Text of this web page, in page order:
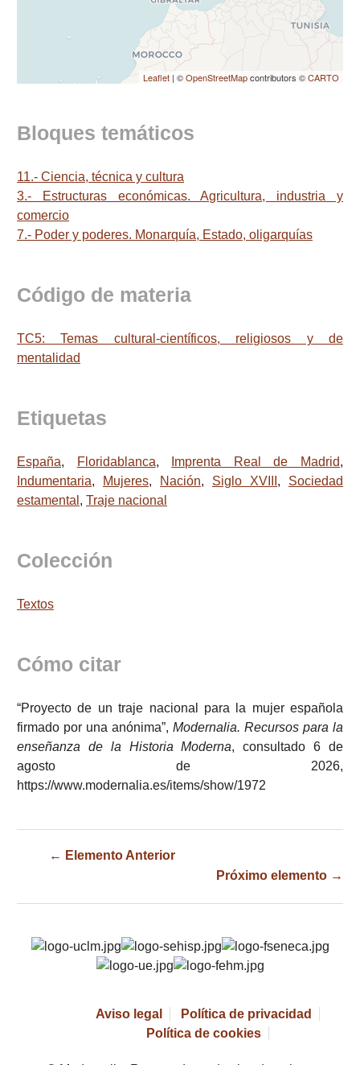
Leaflet | ©OpenStreetMapcontributors ©CARTO
Bloques temáticos
11.- Ciencia, técnica y cultura
3.- Estructuras económicas. Agricultura, industria y
comercio
7.- Poder y poderes. Monarquía, Estado, oligarquías
Código de materia
TC5: Temas cultural-científicos, religiosos y de
mentalidad
Etiquetas
España, Floridablanca, Imprenta Real de Madrid,
Indumentaria, Mujeres, Nación, Siglo XVIII , Sociedad
estamental , Traje nacional
Colección
Textos
Cómo citar
“Proyecto de un traje nacional para la mujer española
firmado por una anónima”, Modernalia. Recursos para la
enseñanza de la Historia Moderna, consultado 6 de
agosto de 2026,
https://www.modernalia.es/items/show/1972
← Elemento Anterior
Próximo elemento →
Aviso legal
Política de privacidad
Política de cookies